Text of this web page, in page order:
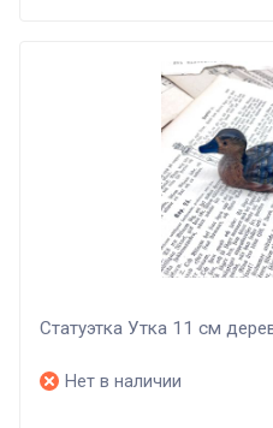
Статуэтка Утка 11 см
Нет в наличии